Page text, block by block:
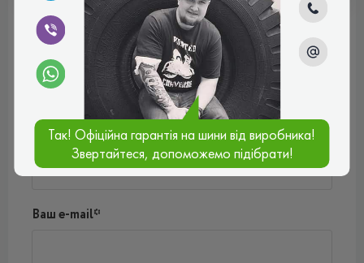
Відгуки (0)
Поки немає коментарів
Написати коментар
Ім'я*
Ваш e-mail*
Так! Офіційна гарантія на шини від виробника!
Звертайтеся, допоможемо підібрати!